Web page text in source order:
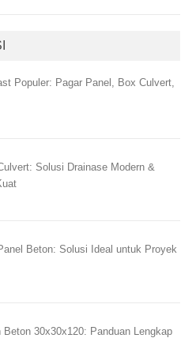
Populer: Pagar Panel, Box Culvert,
Solusi Drainase Modern &
Beton: Solusi Ideal untuk Proyek
Beton 30x30x120: Panduan Lengkap